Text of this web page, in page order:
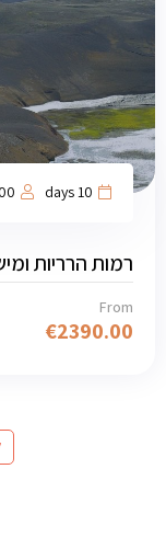
10 days
רמות הרריות
From
€2390.00